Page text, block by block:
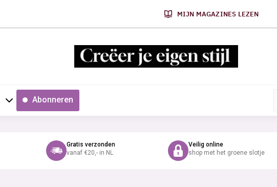
MIJN MAGAZINES LEZEN
Abonneren
Gratis verzonden
vanaf €20,- in NL
Veilig online
shop met het groene slotje